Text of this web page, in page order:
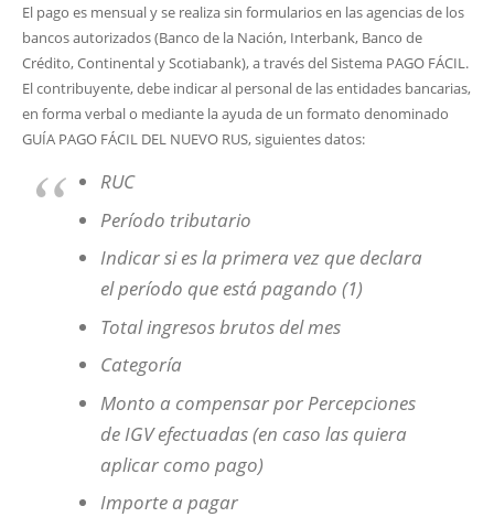
El pago es mensual y se realiza sin formularios en las agencias de los
bancos autorizados (Banco de la Nación, Interbank, Banco de
Crédito, Continental y Scotiabank), a través del Sistema PAGO FÁCIL.
El contribuyente, debe indicar al personal de las entidades bancarias,
en forma verbal o mediante la ayuda de un formato denominado
GUÍA PAGO FÁCIL DEL NUEVO RUS, siguientes datos:
RUC
Período tributario
Indicar si es la primera vez que declara
el período que está pagando (1)
Total ingresos brutos del mes
Categoría
Monto a compensar por Percepciones
de IGV efectuadas (en caso las quiera
aplicar como pago)
Importe a pagar